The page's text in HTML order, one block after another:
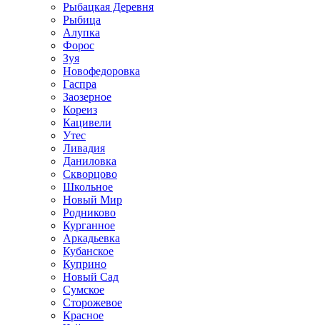
Рыбацкая Деревня
Рыбица
Алупка
Форос
Зуя
Новофедоровка
Гаспра
Заозерное
Кореиз
Кацивели
Утес
Ливадия
Даниловка
Скворцово
Школьное
Новый Мир
Родниково
Курганное
Аркадьевка
Кубанское
Куприно
Новый Сад
Сумское
Сторожевое
Красное